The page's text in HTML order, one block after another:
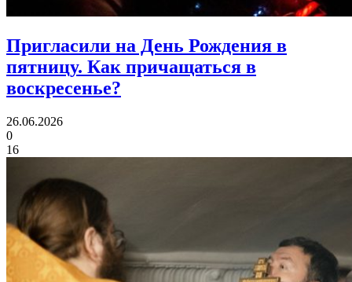
Пригласили на День Рождения в
пятницу. Как причащаться в
воскресенье?
26.06.2026
0
16